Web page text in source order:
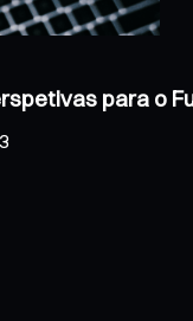
para o